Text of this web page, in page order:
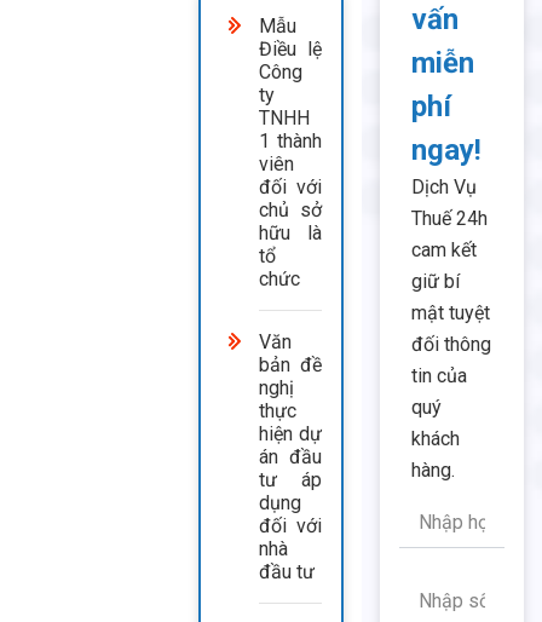
Mẫu
Điều lệ
Công
ty
TNHH
1 thành
viên
đối với
chủ sở
hữu là
tổ
chức
Văn
bản đề
nghị
thực
hiện dự
án đầu
tư áp
dụng
đối với
nhà
đầu tư
vấn
miễn
phí
ngay!
Dịch Vụ
Thuế 24h
cam kết
giữ bí
mật tuyệt
đối thông
tin của
quý
khách
hàng.